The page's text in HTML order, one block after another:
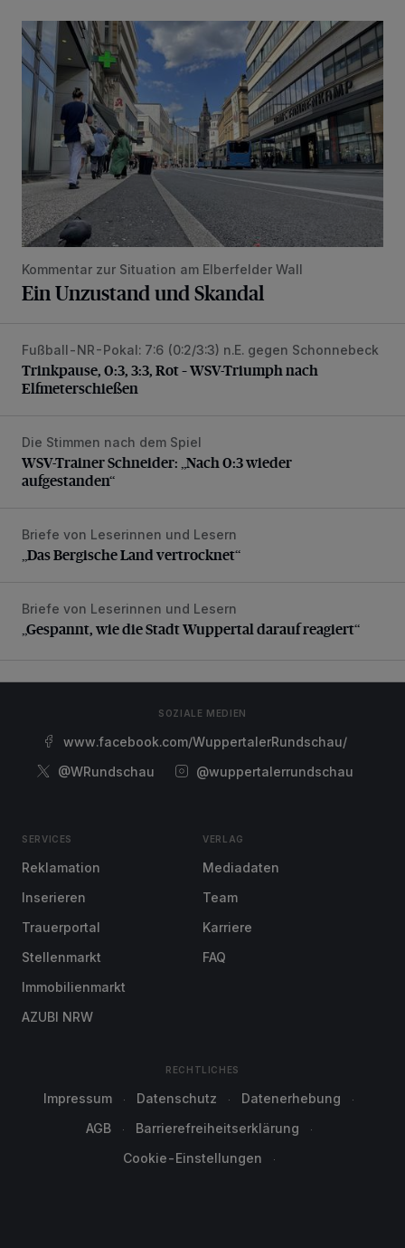
Ein Unzustand und Skandal
Kommentar zur Situation am Elberfelder Wall
Ein Unzustand und Skandal
Trinkpause, 0:3, 3:3, Rot – WSV-Triumph nach
Fußball-NR-Pokal: 7:6 (0:2/3:3) n.E. gegen Schonnebeck
Trinkpause, 0:3, 3:3, Rot – WSV-Triumph nach
Elfmeterschießen
WSV-Trainer Schneider: „Nach 0:3 wieder aufgestanden“
Die Stimmen nach dem Spiel
WSV-Trainer Schneider: „Nach 0:3 wieder
aufgestanden“
„Das Bergische Land vertrocknet“
Briefe von Leserinnen und Lesern
„Das Bergische Land vertrocknet“
„Gespannt, wie die Stadt Wuppertal darauf reagiert“
Briefe von Leserinnen und Lesern
„Gespannt, wie die Stadt Wuppertal darauf reagiert“
SOZIALE MEDIEN
www.facebook.com/WuppertalerRundschau/
@WRundschau
@wuppertalerrundschau
SERVICES
Reklamation
Inserieren
Trauerportal
Stellenmarkt
Immobilienmarkt
AZUBI NRW
VERLAG
Mediadaten
Team
Karriere
FAQ
RECHTLICHES
Impressum Datenschutz
Datenerhebung
AGB
Barrierefreiheitserklärung
Cookie-Einstellungen